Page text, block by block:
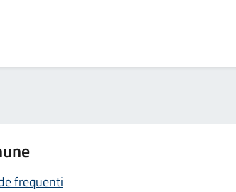
frequenti